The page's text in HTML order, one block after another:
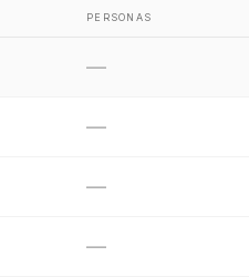
PERSONAS
—
—
—
—